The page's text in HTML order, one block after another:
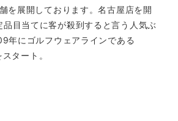
を展開しております。名古屋店を開
品目当てに客が殺到すると言う人気ぶ
年にゴルフウェアラインである
タート。